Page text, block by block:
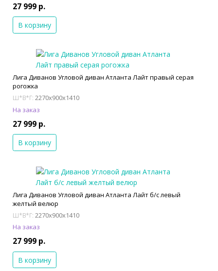
27 999 р.
В корзину
Лига Диванов Угловой диван Атланта Лайт правый серая
рогожка
Ш*В*Г: 2270x900x1410
На заказ
27 999 р.
В корзину
Лига Диванов Угловой диван Атланта Лайт б/с левый
желтый велюр
Ш*В*Г: 2270x900x1410
На заказ
27 999 р.
В корзину